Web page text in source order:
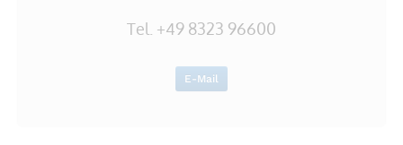
Tel. +49 8323 96600
E-Mail